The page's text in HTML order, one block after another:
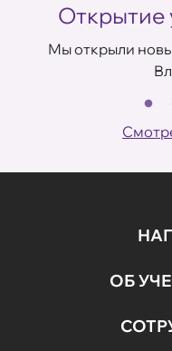
Открытие
Мы открыли
ОБ